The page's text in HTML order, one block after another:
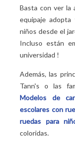
Basta con ver la
equipaje
niños desde el
Incluso están
universidad !
Además, las
Tann's o las
Modelos de
escolares con
ruedas para
coloridas.